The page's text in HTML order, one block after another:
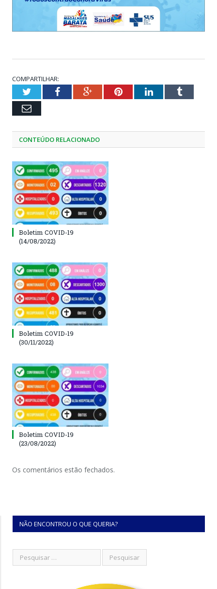
COMPARTILHAR:
TwitterFacebookGoogle+PinterestLinkedInTumblr
Email
CONTEÚDO RELACIONADO
Boletim COVID-19
(14/08/2022)
Boletim COVID-19
(30/11/2022)
Boletim COVID-19
(23/08/2022)
Os comentários estão fechados.
NÃO ENCONTROU O QUE QUERIA?